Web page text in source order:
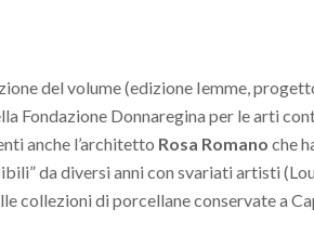
del volume (edizione Iemme,
Fondazione Donnaregina per le arti
anche l’architetto Rosa Romano che
da diversi anni con svariati artisti
collezioni di porcellane conservate a